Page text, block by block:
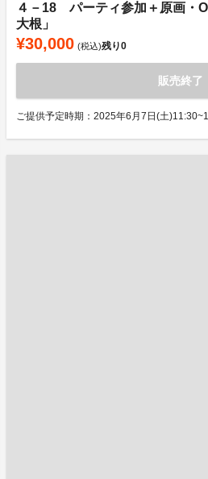
４－18 パーティ参加＋原画・
大根」
¥30,000 (税込)残り0
販売終了
ご提供予定時期：2025年6月7日(土